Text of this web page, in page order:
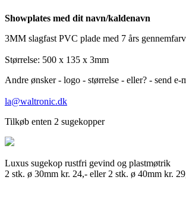
Showplates med dit navn/kaldenavn
3MM slagfast PVC plade med 7 års
Størrelse: 500 x 135 x 3mm
Andre ønsker - logo - størrelse - eller? - send e-
la@waltronic.dk
Tilkøb enten 2 sugekopper
Luxus sugekop rustfri gevind og plastmøtrik
2 stk. ø 30mm kr. 24,- eller 2 stk. ø 40mm kr.